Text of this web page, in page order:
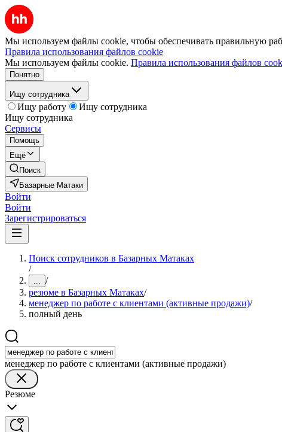
Мы используем файлы cookie, чтобы обеспечивать правильную
Правила использования файлов cookie
Мы используем файлы cookie. Правила использования файлов
Понятно
Ищу сотрудника
Ищу работу
Ищу сотрудника
Ищу сотрудника
Сервисы
Помощь
Ещё
Поиск
Базарные Матаки
Войти
Войти
Зарегистрироваться
Поиск сотрудников в Базарных Матаках
/
... /
резюме в Базарных Матаках/
менеджер по работе с клиентами (активные продажи)/
полный день
менеджер по работе с клиентами (активные продажи)
Резюме